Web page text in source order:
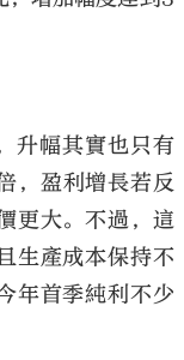
升幅其實也只有
，盈利增長若反
更大。不過，這
生產成本保持不
年首季純利不少